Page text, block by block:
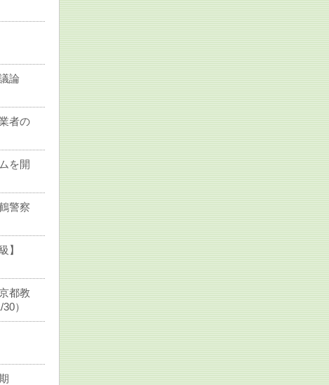
論
者の
を開
警察
級】
都教
）